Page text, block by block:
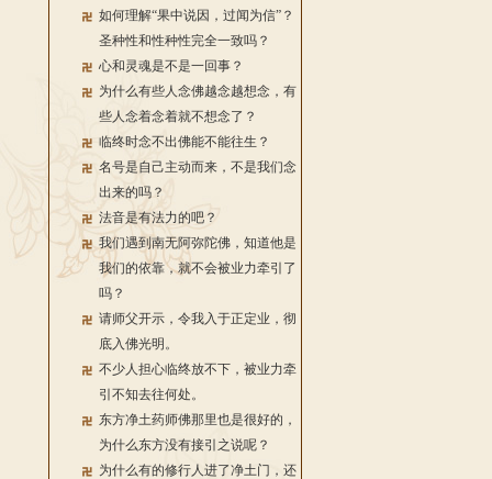
如何理解“果中说因，过闻为信”？
圣种性和性种性完全一致吗？
心和灵魂是不是一回事？
为什么有些人念佛越念越想念，有
些人念着念着就不想念了？
临终时念不出佛能不能往生？
名号是自己主动而来，不是我们念
出来的吗？
法音是有法力的吧？
我们遇到南无阿弥陀佛，知道他是
我们的依靠，就不会被业力牵引了
吗？
请师父开示，令我入于正定业，彻
底入佛光明。
不少人担心临终放不下，被业力牵
引不知去往何处。
东方净土药师佛那里也是很好的，
为什么东方没有接引之说呢？
为什么有的修行人进了净土门，还